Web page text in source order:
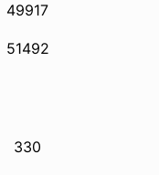
49917
51492
330